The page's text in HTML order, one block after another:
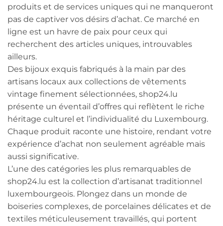
produits et de services uniques qui ne manqueront
pas de captiver vos désirs d’achat. Ce marché en
ligne est un havre de paix pour ceux qui
recherchent des articles uniques, introuvables
ailleurs.
Des bijoux exquis fabriqués à la main par des
artisans locaux aux collections de vêtements
vintage finement sélectionnées, shop24.lu
présente un éventail d’offres qui reflètent le riche
héritage culturel et l’individualité du Luxembourg.
Chaque produit raconte une histoire, rendant votre
expérience d’achat non seulement agréable mais
aussi significative.
L’une des catégories les plus remarquables de
shop24.lu est la collection d’artisanat traditionnel
luxembourgeois. Plongez dans un monde de
boiseries complexes, de porcelaines délicates et de
textiles méticuleusement travaillés, qui portent